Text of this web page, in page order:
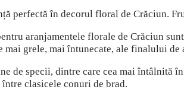
perfectă în decorul floral de Crăciun.
aranjamentele florale de Crăciun sunt
mai grele, mai întunecate, ale finalului de
de specii, dintre care cea mai întâlnită
clasicele conuri de brad.